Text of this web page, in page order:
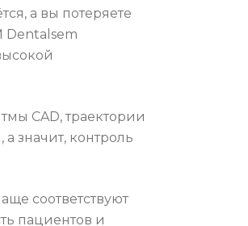
а вы потеряете
Dentalsem
CAD, траектории
значит, контроль
соответствуют
пациентов и